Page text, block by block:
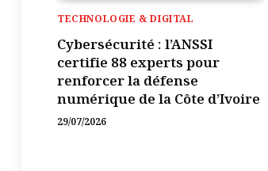
TECHNOLOGIE & DIGITAL
Cybersécurité : l’ANSSI
certifie 88 experts pour
renforcer la défense
numérique de la Côte d’Ivoire
29/07/2026